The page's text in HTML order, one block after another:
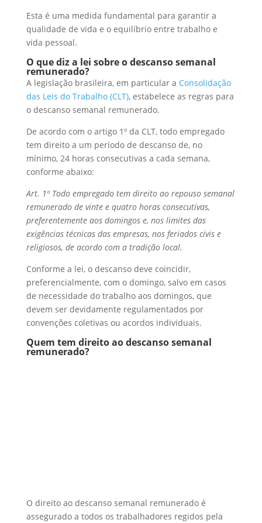
Esta é uma medida fundamental para garantir a
qualidade de vida e o equilíbrio entre trabalho e
vida pessoal.
O que diz a lei sobre o descanso semanal
remunerado?
A legislação brasileira, em particular a Consolidação
das Leis do Trabalho (CLT), estabelece as regras para
o descanso semanal remunerado.
De acordo com o artigo 1º da CLT, todo empregado
tem direito a um período de descanso de, no
mínimo, 24 horas consecutivas a cada semana,
conforme abaixo:
Art. 1º Todo empregado tem direito ao repouso semanal
remunerado de vinte e quatro horas consecutivas,
preferentemente aos domingos e, nos limites das
exigências técnicas das empresas, nos feriados civis e
religiosos, de acordo com a tradição local.
Conforme a lei, o descanso deve coincidir,
preferencialmente, com o domingo, salvo em casos
de necessidade do trabalho aos domingos, que
devem ser devidamente regulamentados por
convenções coletivas ou acordos individuais.
Quem tem direito ao descanso semanal
remunerado?
O direito ao descanso semanal remunerado é
assegurado a todos os trabalhadores regidos pela